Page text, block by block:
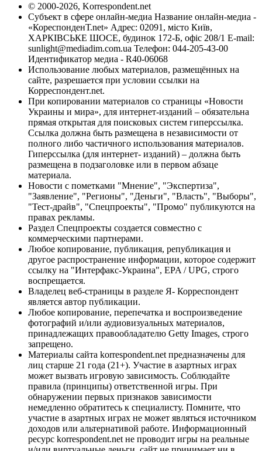
© 2000-2026, Korrespondent.net
Субъект в сфере онлайн-медиа Название онлайн-медиа -
«КореспонденТ.net» Адрес: 02091, місто Київ,
ХАРКІВСЬКЕ ШОСЕ, будинок 172-Б, офіс 208/1 E-mail:
sunlight@mediadim.com.ua Телефон: 044-205-43-00
Идентификатор медиа - R40-06068
Использование любых материалов, размещённых на
сайте, разрешается при условии ссылки на
Корреспондент.net.
При копировании материалов со страницы «Новости
Украины и мира», для интернет-изданий – обязательна
прямая открытая для поисковых систем гиперссылка.
Ссылка должна быть размещена в независимости от
полного либо частичного использования материалов.
Гиперссылка (для интернет- изданий) – должна быть
размещена в подзаголовке или в первом абзаце
материала.
Новости с пометками "Мнение", "Экспертиза",
"Заявление", "Регионы", "Деньги", "Власть", "Выборы",
"Тест-драйв", "Спецпроекты", "Промо" публикуются на
правах рекламы.
Раздел Спецпроекты создается совместно с
коммерческими партнерами.
Любое копирование, публикация, републикация и
другое распространение информации, которое содержит
ссылку на "Интерфакс-Украина", EPA / UPG, строго
воспрещается.
Владелец веб-страницы в разделе Я- Корреспондент
является автор публикации.
Любое копирование, перепечатка и воспроизведение
фотографий и/или аудиовизуальных материалов,
принадлежащих правообладателю Getty Images, строго
запрещено.
Материалы сайта korrespondent.net предназначены для
лиц старше 21 года (21+). Участие в азартных играх
может вызвать игровую зависимость. Соблюдайте
правила (принципы) ответственной игры. При
обнаружении первых признаков зависимости
немедленно обратитесь к специалисту. Помните, что
участие в азартных играх не может являться источником
доходов или альтернативой работе. Информационный
ресурс korrespondent.net не проводит игры на реальные